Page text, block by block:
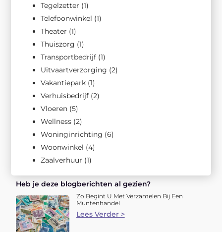
Tegelzetter (1)
Telefoonwinkel (1)
Theater (1)
Thuiszorg (1)
Transportbedrijf (1)
Uitvaartverzorging (2)
Vakantiepark (1)
Verhuisbedrijf (2)
Vloeren (5)
Wellness (2)
Woninginrichting (6)
Woonwinkel (4)
Zaalverhuur (1)
Heb je deze blogberichten al gezien?
Zo Begint U Met Verzamelen Bij Een
Muntenhandel
Lees Verder >